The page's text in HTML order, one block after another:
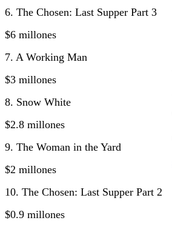
6. The Chosen: Last Supper Part 3
$6 millones
7. A Working Man
$3 millones
8. Snow White
$2.8 millones
9. The Woman in the Yard
$2 millones
10. The Chosen: Last Supper Part 2
$0.9 millones